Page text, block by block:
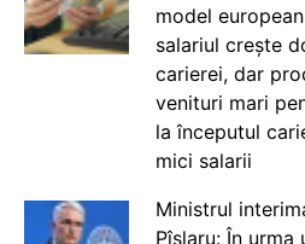
model
salariul crește
carierei, dar
venituri mari
la începutul
mici salarii
Ministrul
Pîslaru: În